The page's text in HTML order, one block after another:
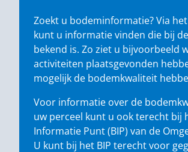
Zoekt u bodeminformatie? Via het
kunt u informatie vinden die bij
bekend is. Zo ziet u bijvoorbeeld
activiteiten plaatsgevonden
mogelijk de bodemkwaliteit
Voor informatie over de
uw perceel kunt u ook terecht bij
Informatie Punt (BIP) van de
U kunt bij het BIP terecht voor